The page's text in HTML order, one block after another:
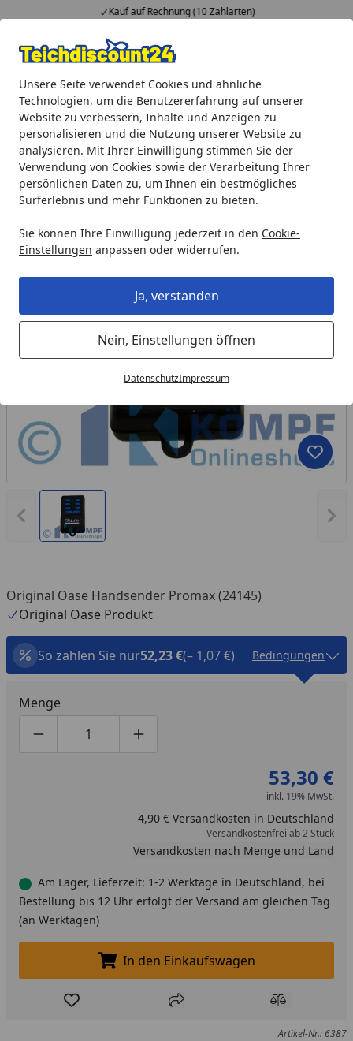
Unsere Seite verwendet Cookies und ähnliche
Technologien, um die Benutzererfahrung auf unserer
Website zu verbessern, Inhalte und Anzeigen zu
personalisieren und die Nutzung unserer Website zu
analysieren. Mit Ihrer Einwilligung stimmen Sie der
Verwendung von Cookies sowie der Verarbeitung Ihrer
persönlichen Daten zu, um Ihnen ein bestmögliches
Surferlebnis und mehr Funktionen zu bieten.
Sie können Ihre Einwilligung jederzeit in den Cookie-
Einstellungen anpassen oder widerrufen.
Ja, verstanden
Nein, Einstellungen öffnen
DatenschutzImpressum
Kauf auf Rechnung (10 Zahlarten)
Alle Produkte
Mein Konto
Suchen
Startseite
Oase Handsender Promax (24145)
Oase Handsender Promax (24145)
(1 Bewertung)
Vorheriges Bild anzeigen
Original Oase Handsender Promax (24145)
Original Oase Produkt
So zahlen Sie nur52,23 €(– 1,07 €) Bedingungen
Menge
Produktmenge um eins verringern
Produktmenge manuell eingeben
Produktmenge um eins erhöhen
53,30 €
inkl. 19% MwSt.
4,90 € Versandkosten in Deutschland
Versandkostenfrei ab 2 Stück
Versandkosten nach Menge und Land
Am Lager, Lieferzeit: 1-2 Werktage in Deutschland, bei
Bestellung bis 12 Uhr erfolgt der Versand am gleichen Tag
(an Werktagen)
In den Einkaufswagen legen
In den Einkaufswagen
Produkt zur Wunschliste hinzufügen
Teilen Produkt
Artikel-Nr.: 6387